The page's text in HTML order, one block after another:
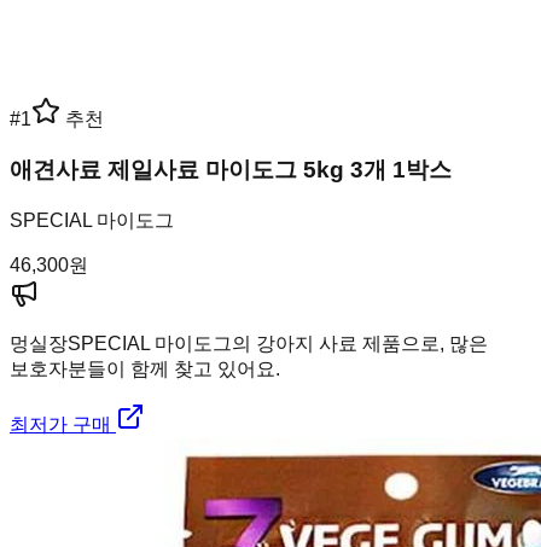
#1 추천
애견사료 제일사료 마이도그 5kg 3개 1박스
SPECIAL 마이도그
46,300원
멍실장SPECIAL 마이도그의 강아지 사료 제품으로, 많은
보호자분들이 함께 찾고 있어요.
최저가 구매